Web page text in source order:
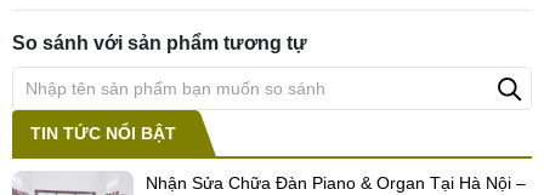
So sánh với sản phẩm tương tự
TIN TỨC NỔI BẬT
Nhận Sửa Chữa Đàn Piano & Organ Tại Hà Nội –